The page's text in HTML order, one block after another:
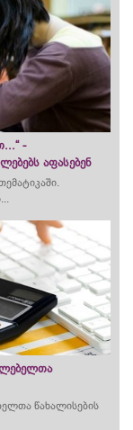
-
აფასებენ
წახალისების